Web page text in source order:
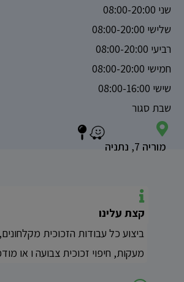
שני 08:00-20:00
שלישי 08:00-20:00
רביעי 08:00-20:00
חמישי 08:00-20:00
שישי 08:00-16:00
שבת סגור
מוריה 7, נתניה
קצת עלינו
ביצוע כל עבודות הזכוכית
מעקות, חיפוי זכוכית צבועה ו או